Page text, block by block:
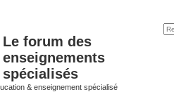
Le forum des
enseignements
spécialisés
& enseignement spécialisé